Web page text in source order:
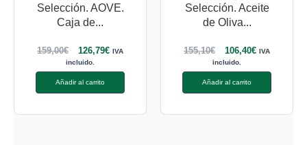
Selección. AOVE.
Caja de...
159,00€ 126,79€ IVA
incluido.
Añadir al carrito
Selección. Aceite
de Oliva...
155,10€ 106,40€ IVA
incluido.
Añadir al carrito